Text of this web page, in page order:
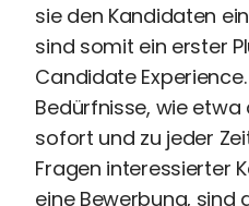
sie den Kandidaten
sind somit ein erster
Candidate
Bedürfnisse, wie
sofort und zu jeder
Fragen interessierter
eine Bewerbung, sind